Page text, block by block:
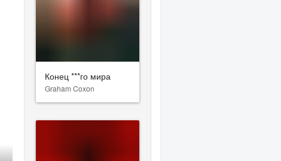
Конец ***го мира
Graham Coxon